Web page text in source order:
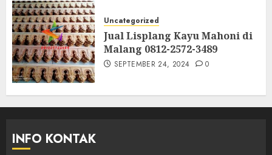
Uncategorized
Jual Lisplang Kayu Mahoni di
Malang 0812-2572-3489
SEPTEMBER 24, 2024 0
INFO KONTAK